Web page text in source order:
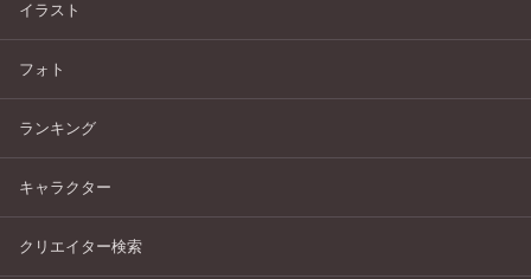
イラスト
フォト
ランキング
キャラクター
クリエイター検索